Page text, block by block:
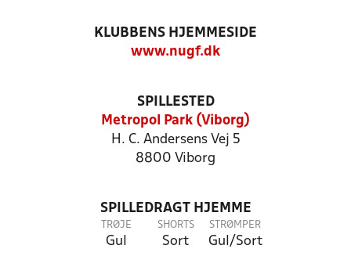
KLUBBENS HJEMMESIDE
www.nugf.dk
SPILLESTED
Metropol Park (Viborg)
H. C. Andersens Vej 5
8800 Viborg
SPILLEDRAGT HJEMME
TRØJE
Gul
SHORTS
Sort
STRØMPER
Gul/Sort